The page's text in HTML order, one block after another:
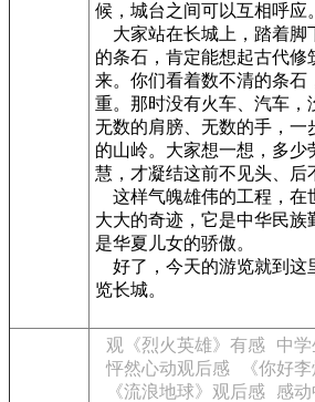
候，城台之间可以互相呼应。
大家站在长城上，踏着脚
的条石，肯定能想起古代修
来。你们看着数不清的条石
重。那时没有火车、汽车，
无数的肩膀、无数的手，一
的山岭。大家想一想，多少
慧，才凝结这前不见头、后
这样气魄雄伟的工程，在
大大的奇迹，它是中华民族
是华夏儿女的骄傲。
好了，今天的游览就到这
览长城。
观《烈火英雄》有感
中
怦然心动观后感
《你好
《流浪地球》观后感
感